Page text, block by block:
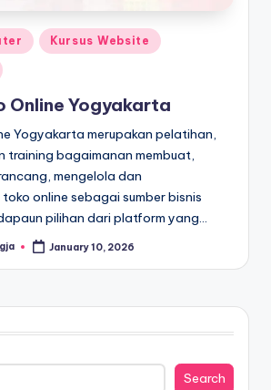
Kursus Website
Online Yogyakarta
Yogyakarta merupakan pelatihan,
training bagaimanan membuat,
mengelola dan
online sebagai sumber bisnis
pilihan dari platform yang…
January 10, 2026
Search